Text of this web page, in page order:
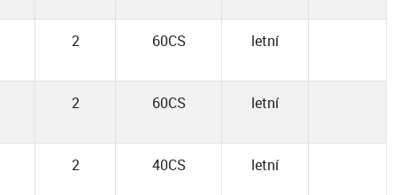
2 60CS letní
2 60CS letní
2 40CS letní